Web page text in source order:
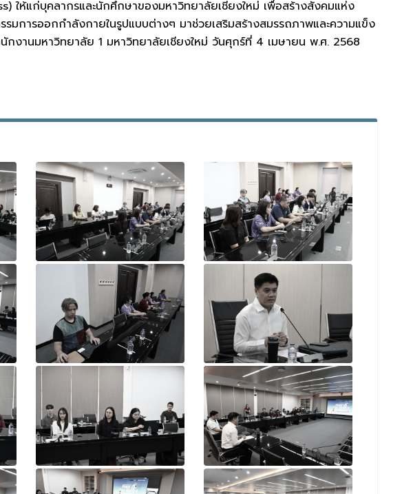
ห้แก่บุคลากรและนักศึกษาของมหาวิทยาลัยเชียงใหม่ เพื่อสร้างสังคมแห่ง
การออกกำลังกายในรูปแบบต่างๆ มาช่วยเสริมสร้างสมรรถภาพและความแข็ง
กงานมหาวิทยาลัย 1 มหาวิทยาลัยเชียงใหม่ วันศุกร์ที่ 4 เมษายน พ.ศ. 2568